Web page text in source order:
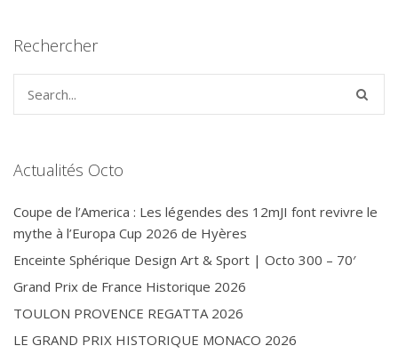
Rechercher
Actualités Octo
Coupe de l’America : Les légendes des 12mJI font revivre le
mythe à l’Europa Cup 2026 de Hyères
Enceinte Sphérique Design Art & Sport | Octo 300 – 70′
Grand Prix de France Historique 2026
TOULON PROVENCE REGATTA 2026
LE GRAND PRIX HISTORIQUE MONACO 2026